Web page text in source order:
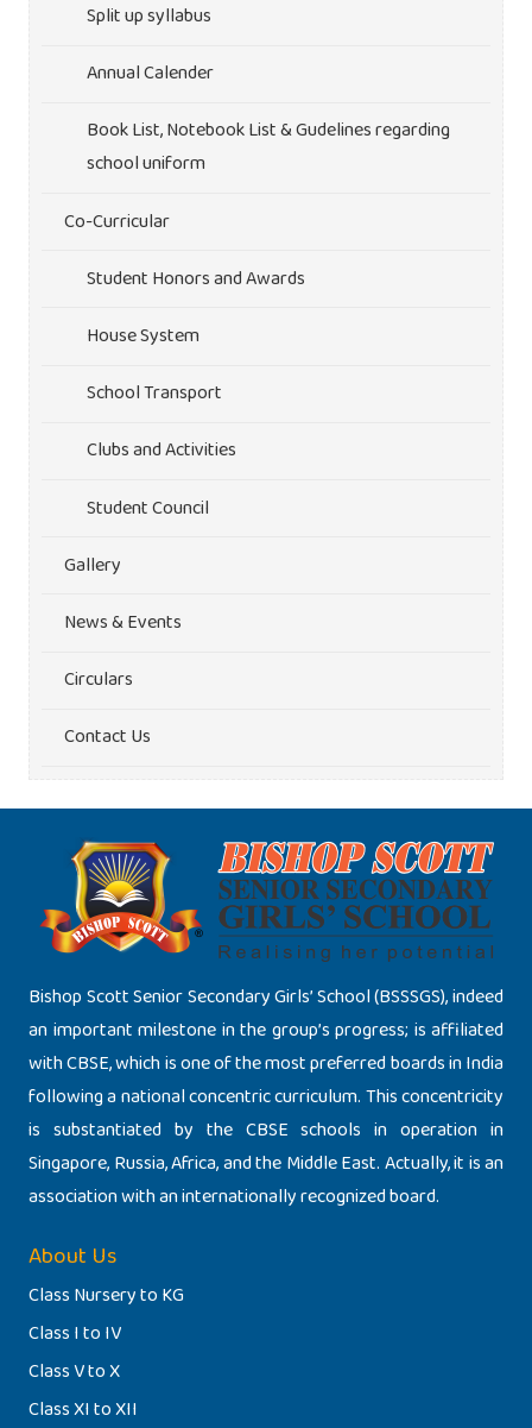
Split up syllabus
Annual Calender
Book List, Notebook List & Gudelines regarding
school uniform
Co-Curricular
Student Honors and Awards
House System
School Transport
Clubs and Activities
Student Council
Gallery
News & Events
Circulars
Contact Us
Bishop Scott Senior Secondary Girls’ School (BSSSGS), indeed
an important milestone in the group’s progress; is affiliated
with CBSE, which is one of the most preferred boards in India
following a national concentric curriculum. This concentricity
is substantiated by the CBSE schools in operation in
Singapore, Russia, Africa, and the Middle East. Actually, it is an
association with an internationally recognized board.
About Us
Class Nursery to KG
Class I to IV
Class V to X
Class XI to XII